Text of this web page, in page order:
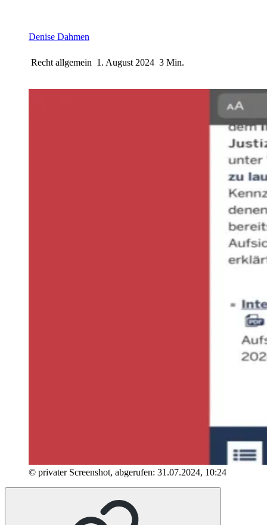
Denise Dahmen
Recht allgemein 1. August 2024 3 Min.
© privater Screenshot, abgerufen: 31.07.2024, 10:24